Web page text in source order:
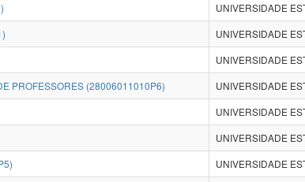
UNIVERSIDADE
UNIVERSIDADE
UNIVERSIDADE
PROFESSORES (28006011010P6)
UNIVERSIDADE
UNIVERSIDADE
UNIVERSIDADE
UNIVERSIDADE